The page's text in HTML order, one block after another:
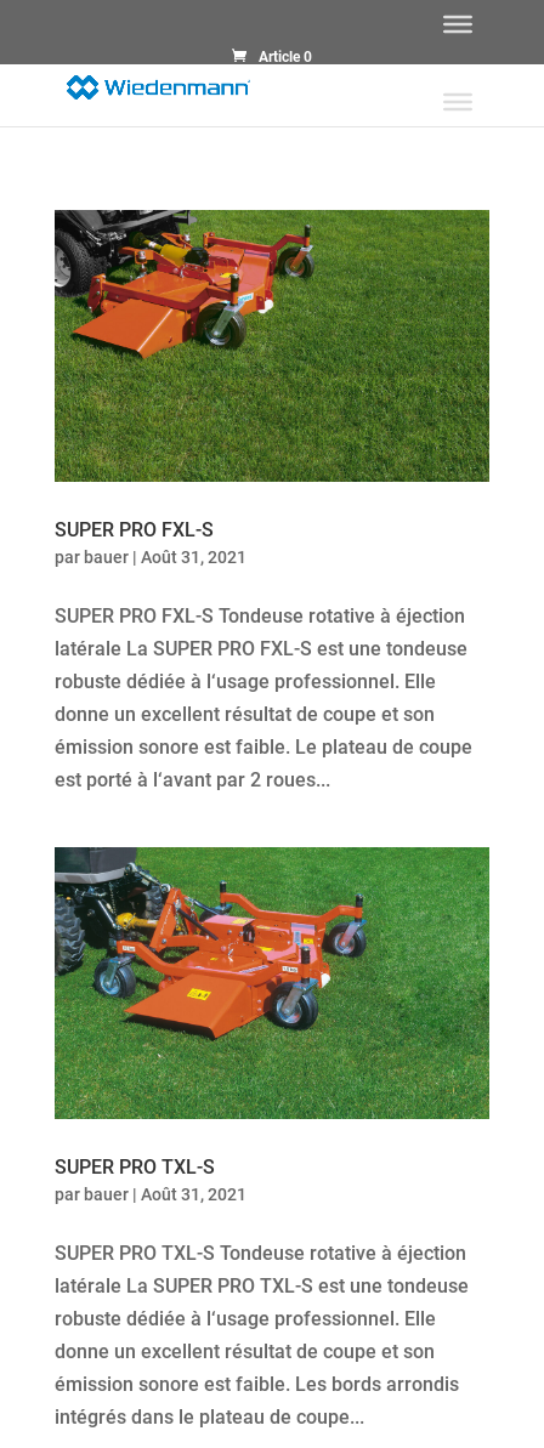
Article 0
SUPER PRO FXL-S
par bauer| Août 31, 2021
SUPER PRO FXL-S Tondeuse rotative à éjection
latérale La SUPER PRO FXL-S est une tondeuse
robuste dédiée à l‘usage professionnel. Elle
donne un excellent résultat de coupe et son
émission sonore est faible. Le plateau de coupe
est porté à l‘avant par 2 roues...
SUPER PRO TXL-S
par bauer| Août 31, 2021
SUPER PRO TXL-S Tondeuse rotative à éjection
latérale La SUPER PRO TXL-S est une tondeuse
robuste dédiée à l‘usage professionnel. Elle
donne un excellent résultat de coupe et son
émission sonore est faible. Les bords arrondis
intégrés dans le plateau de coupe...